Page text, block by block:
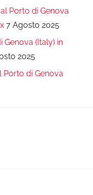
Porto di Genova
7 Agosto 2025
(Italy) in
2025
di Genova